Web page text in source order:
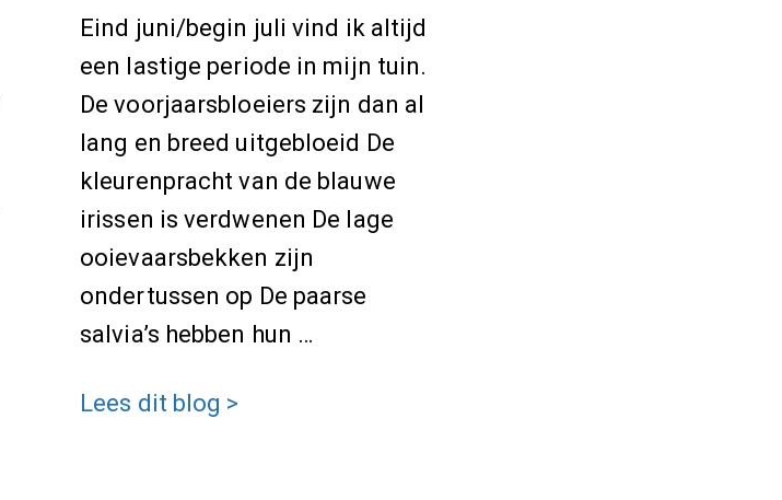
Eind juni/begin juli vind ik altijd
een lastige periode in mijn tuin.
De voorjaarsbloeiers zijn dan al
lang en breed uitgebloeid De
kleurenpracht van de blauwe
irissen is verdwenen De lage
ooievaarsbekken zijn
ondertussen op De paarse
salvia’s hebben hun …
De
Lees dit blog >